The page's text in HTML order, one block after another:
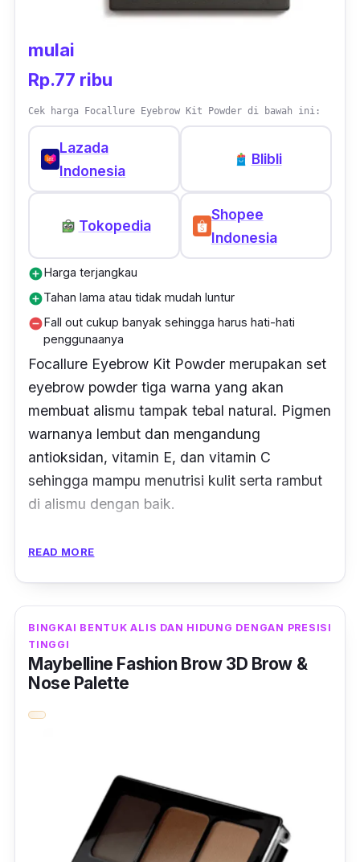
mulai
Rp.77 ribu
Cek harga Focallure Eyebrow Kit Powder di bawah ini:
Lazada
Indonesia
Blibli
Tokopedia
Shopee
Indonesia
add_circleHarga terjangkau
add_circleTahan lama atau tidak mudah luntur
remove_circleFall out cukup banyak sehingga harus hati-hati
penggunaanya
Focallure Eyebrow Kit Powder merupakan set
eyebrow powder tiga warna yang akan
membuat alismu tampak tebal natural. Pigmen
warnanya lembut dan mengandung
antioksidan, vitamin E, dan vitamin C
sehingga mampu menutrisi kulit serta rambut
di alismu dengan baik.
lebih mudah.
Ulasan Terpercaya:
bener bener beda dari wax alis kebanyakan.
lainnya pigmented. Untuk harga segitu udah
bagus apalagi dilengkapi kuas. Untuk
ketahanan biasa aja. Dilap tisu kering
READ MORE
BINGKAI BENTUK ALIS DAN HIDUNG DENGAN PRESISI
TINGGI
Maybelline Fashion Brow 3D Brow &
Nose Palette